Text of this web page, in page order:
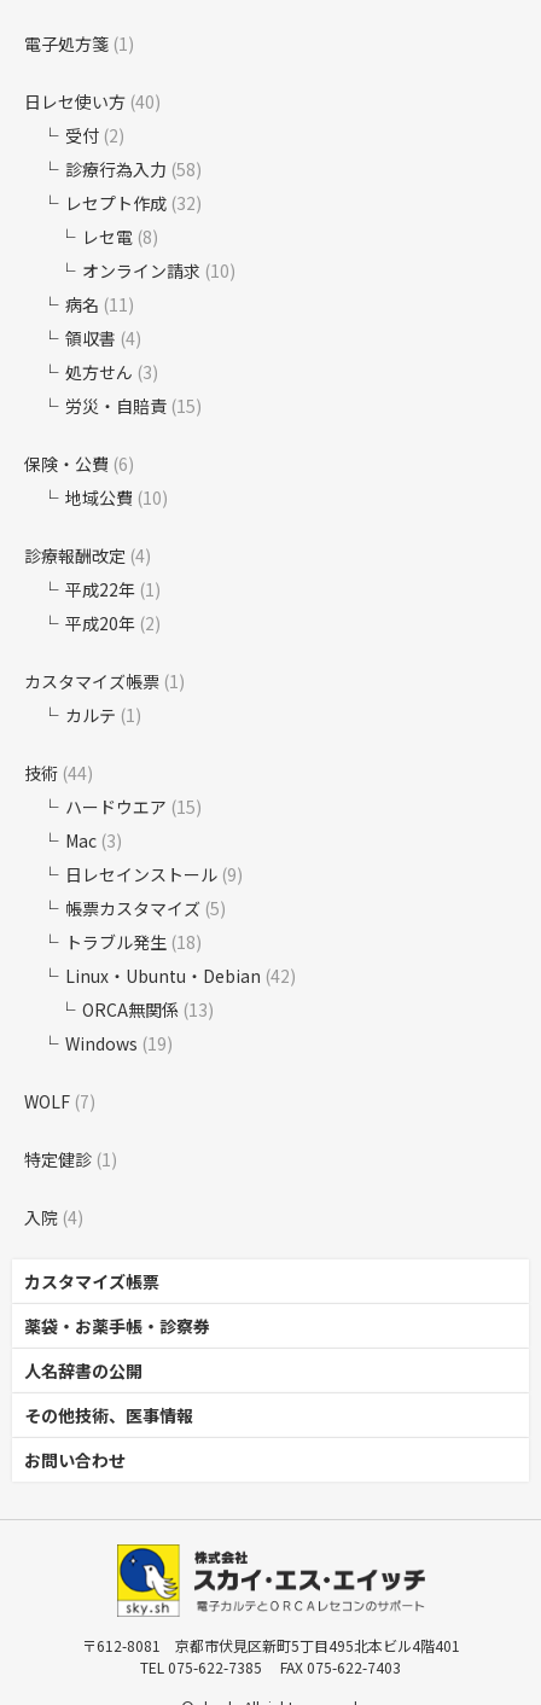
電子処方箋 (1)
日レセ使い方 (40)
受付 (2)
診療行為入力 (58)
レセプト作成 (32)
レセ電 (8)
オンライン請求 (10)
病名 (11)
領収書 (4)
処方せん (3)
労災・自賠責 (15)
保険・公費 (6)
地域公費 (10)
診療報酬改定 (4)
平成22年 (1)
平成20年 (2)
カスタマイズ帳票 (1)
カルテ (1)
技術 (44)
ハードウエア (15)
Mac (3)
日レセインストール (9)
帳票カスタマイズ (5)
トラブル発生 (18)
Linux・Ubuntu・Debian (42)
ORCA無関係 (13)
Windows (19)
WOLF (7)
特定健診 (1)
入院 (4)
カスタマイズ帳票
薬袋・お薬手帳・診察券
人名辞書の公開
その他技術、医事情報
お問い合わせ
〒612-8081 京都市伏見区新町5丁目495北本ビル4階401
TEL 075-622-7385 FAX 075-622-7403